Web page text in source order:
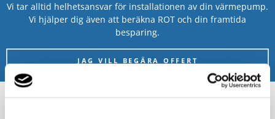
Vi tar alltid helhetsansvar för installationen av din värmepump.
Vi hjälper dig även att beräkna ROT och din framtida
besparing.
JAG VILL BEGÄRA OFFERT